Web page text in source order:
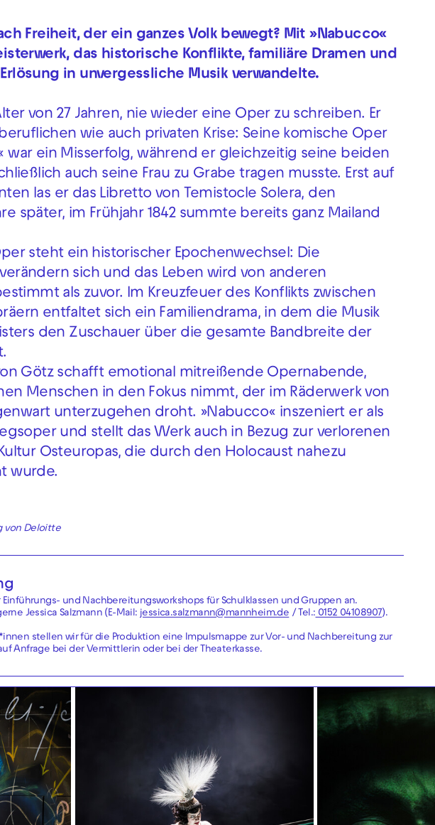
Freiheit, der ein ganzes Volk bewegt? Mit »Nabucco«
das historische Konflikte, familiäre Dramen und
in unvergessliche Musik verwandelte.
von 27 Jahren, nie wieder eine Oper zu schreiben. Er
wie auch privaten Krise: Seine komische Oper
war ein Misserfolg, während er gleichzeitig seine beiden
auch seine Frau zu Grabe tragen musste. Erst auf
las er das Libretto von Temistocle Solera, den
später, im Frühjahr 1842 summte bereits ganz Mailand
steht ein historischer Epochenwechsel: Die
sich und das Leben wird von anderen
als zuvor. Im Kreuzfeuer des Konflikts zwischen
entfaltet sich ein Familiendrama, in dem die Musik
den Zuschauer über die gesamte Bandbreite der
Götz schafft emotional mitreißende Opernabende,
Menschen in den Fokus nimmt, der im Räderwerk von
unterzugehen droht. »Nabucco« inszeniert er als
und stellt das Werk auch in Bezug zur verlorenen
Osteuropas, die durch den Holocaust nahezu
wurde.
von Deloitte
und Nachbereitungsworkshops für Schulklassen und Gruppen an.
Jessica Salzmann (E-Mail: jessica.salzmann@mannheim.de / Tel.: 0152 04108907).
stellen wir für die Produktion eine Impulsmappe zur Vor- und Nachbereitung zur
Anfrage bei der Vermittlerin oder bei der Theaterkasse.